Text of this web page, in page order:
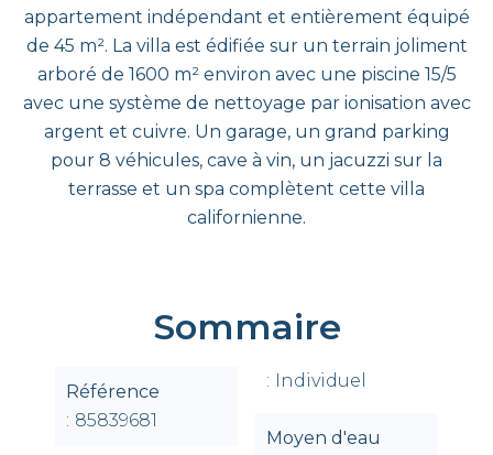
appartement indépendant et entièrement équipé
de 45 m². La villa est édifiée sur un terrain joliment
arboré de 1600 m² environ avec une piscine 15/5
avec une système de nettoyage par ionisation avec
argent et cuivre. Un garage, un grand parking
pour 8 véhicules, cave à vin, un jacuzzi sur la
terrasse et un spa complètent cette villa
californienne.
Sommaire
Référence
85839681
Individuel
Moyen d'eau